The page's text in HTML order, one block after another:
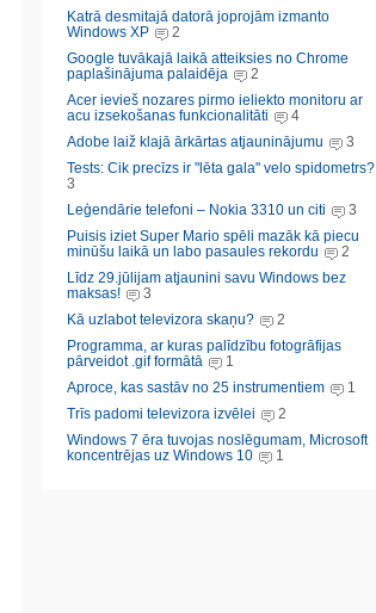
Katrā desmitajā datorā joprojām izmanto
Windows XP
2
Google tuvākajā laikā atteiksies no Chrome
paplašinājuma palaidēja
2
Acer ievieš nozares pirmo ieliekto monitoru ar
acu izsekošanas funkcionalitāti
4
Adobe laiž klajā ārkārtas atjauninājumu
3
Tests: Cik precīzs ir "lēta gala" velo spidometrs?
3
Leģendārie telefoni – Nokia 3310 un citi
3
Puisis iziet Super Mario spēli mazāk kā piecu
minūšu laikā un labo pasaules rekordu
2
Līdz 29.jūlijam atjaunini savu Windows bez
maksas!
3
Kā uzlabot televizora skaņu?
2
Programma, ar kuras palīdzību fotogrāfijas
pārveidot .gif formātā
1
Aproce, kas sastāv no 25 instrumentiem
1
Trīs padomi televizora izvēlei
2
Windows 7 ēra tuvojas noslēgumam, Microsoft
koncentrējas uz Windows 10
1